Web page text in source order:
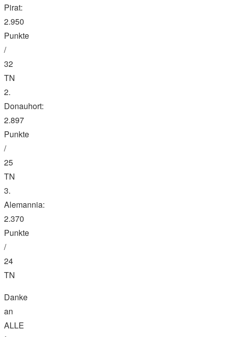
Pirat:
2.950
Punkte
/
32
TN
2.
Donauhort:
2.897
Punkte
/
25
TN
3.
Alemannia:
2.370
Punkte
/
24
TN
Danke
an
ALLE